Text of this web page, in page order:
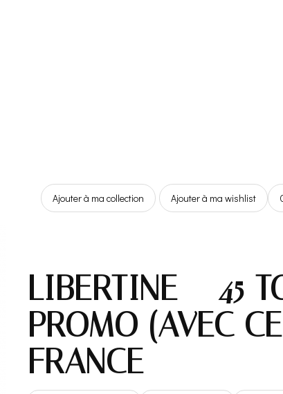
Ajouter à ma collection Ajouter à ma wishlist
LIBERTINE – 45
PROMO (AVEC
FRANCE